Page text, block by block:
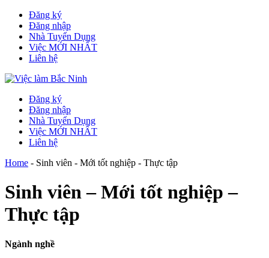
Đăng ký
Đăng nhập
Nhà Tuyển Dụng
Việc MỚI NHẤT
Liên hệ
Đăng ký
Đăng nhập
Nhà Tuyển Dụng
Việc MỚI NHẤT
Liên hệ
Home - Sinh viên - Mới tốt nghiệp - Thực tập
Sinh viên – Mới tốt nghiệp –
Thực tập
Ngành nghề